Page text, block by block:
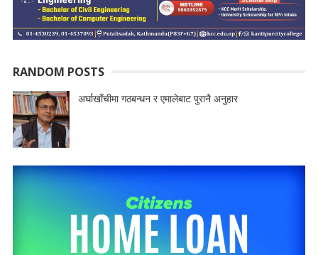
RANDOM POSTS
अर्घाखाँचीमा गठबन्धन र एमालेबाट पुरानै अनुहार